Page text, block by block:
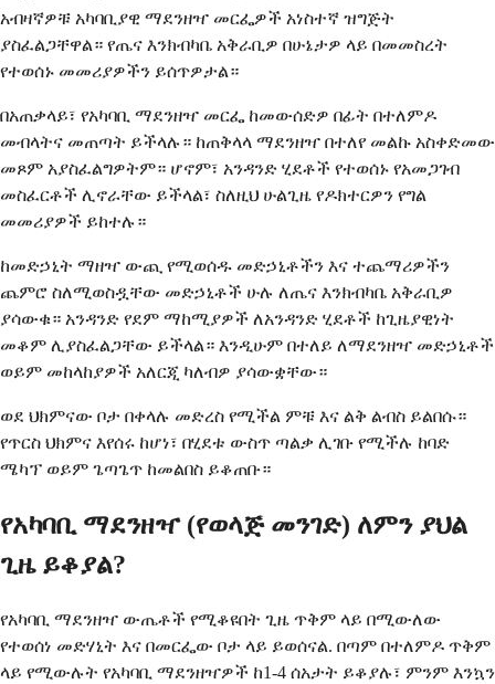
አብዛኛዎቹ አካባቢያዊ ማደንዘዣ መርፌዎች አነስተኛ ዝግጅት
ያስፈልጋቸዋል። የጤና እንክብካቤ አቅራቢዎ በሁኔታዎ ላይ በመመስረት
የተወሰኑ መመሪያዎችን ይሰጥዎታል።
በአጠቃላይ፣ የአካባቢ ማደንዘዣ መርፌ ከመውሰድዎ በፊት በተለምዶ
መብላትና መጠጣት ይችላሉ። ከጠቅላላ ማደንዘዣ በተለየ መልኩ አስቀድመው
መጾም አያስፈልግዎትም። ሆኖም፣ አንዳንድ ሂደቶች የተወሰኑ የአመጋገብ
መስፈርቶች ሊኖራቸው ይችላል፣ ስለዚህ ሁልጊዜ የዶክተርዎን የግል
መመሪያዎች ይከተሉ።
ከመድኃኒት ማዘዣ ውጪ የሚወሰዱ መድኃኒቶችን እና ተጨማሪዎችን
ጨምሮ ስለሚወስዷቸው መድኃኒቶች ሁሉ ለጤና እንክብካቤ አቅራቢዎ
ያሳውቁ። አንዳንድ የደም ማከሚያዎች ለአንዳንድ ሂደቶች ከጊዜያዊነት
መቆም ሊያስፈልጋቸው ይችላል። እንዲሁም በተለይ ለማደንዘዣ መድኃኒቶች
ወይም መከላከያዎች አለርጂ ካለብዎ ያሳውቋቸው።
ወደ ህክምናው ቦታ በቀላሉ መድረስ የሚችል ምቹ እና ልቅ ልብስ ይልበሱ።
የጥርስ ህክምና እየሰሩ ከሆነ፣ በሂደቱ ውስጥ ጣልቃ ሊገቡ የሚችሉ ከባድ
ሜካፕ ወይም ጌጣጌጥ ከመልበስ ይቆጠቡ።
የአካባቢ ማደንዘዣ (የወላጅ መንገድ) ለምን ያህል
ጊዜ ይቆያል?
የአካባቢ ማደንዘዣ ውጤቶች የሚቆዩበት ጊዜ ጥቅም ላይ በሚውለው
የተወሰነ መድሃኒት እና በመርፌው ቦታ ላይ ይወሰናል. በጣም በተለምዶ ጥቅም
ላይ የሚውሉት የአካባቢ ማደንዘዣዎች ከ1-4 ሰአታት ይቆያሉ፣ ምንም እንኳን